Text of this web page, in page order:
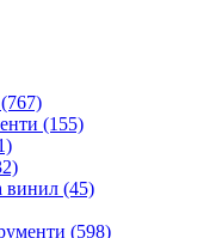
(767)
(155)
винил (45)
(598)